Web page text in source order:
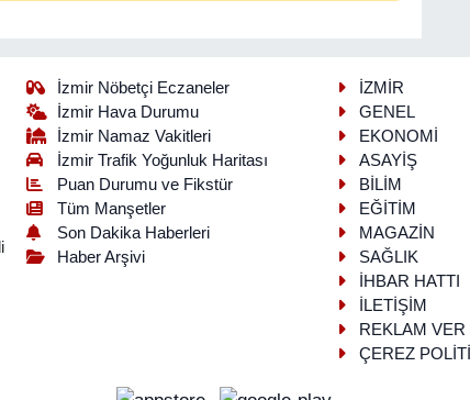
İzmir Nöbetçi Eczaneler
İzmir Hava Durumu
İzmir Namaz Vakitleri
İzmir Trafik Yoğunluk Haritası
Puan Durumu ve Fikstür
Tüm Manşetler
Son Dakika Haberleri
Haber Arşivi
İZMİR
GENEL
EKONOMİ
ASAYİŞ
BİLİM
EĞİTİM
MAGAZİN
SAĞLIK
İHBAR HATTI
İLETİŞİM
REKLAM VER
ÇEREZ